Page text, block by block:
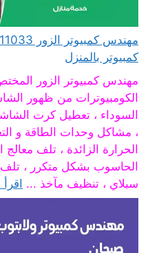
كمبيوتر بالمنزل
مهندس كمبيوتر الزور
الكومبيوترات من ظهور
السوداء ، تعطيل كرت
، مشاكل وحدات الطاقة و
الحرارة الزائدة ، تلف معالج
الحاسوب بشكل متكرر ، تلف
سبلاي ، تنظيف مآخذ ... اقرأ